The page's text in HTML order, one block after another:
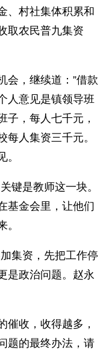
、村社集体积累和
取农民普九集资
会，继续道：”借款
人意见是镇领导班
子，每人七千元，
人集资三千元。
。
键是教师这一块。
基金会里，让他们
。
集资，先把工作停
是政治问题。赵永
催收，收得越多，
题的最终办法，请